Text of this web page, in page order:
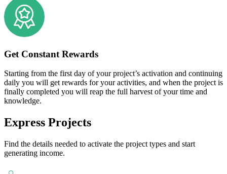
Get Constant Rewards
Starting from the first day of your project’s activation and continuing
daily you will get rewards for your activities, and when the project is
finally completed you will reap the full harvest of your time and
knowledge.
Express Projects
Find the details needed to activate the project types and start
generating income.